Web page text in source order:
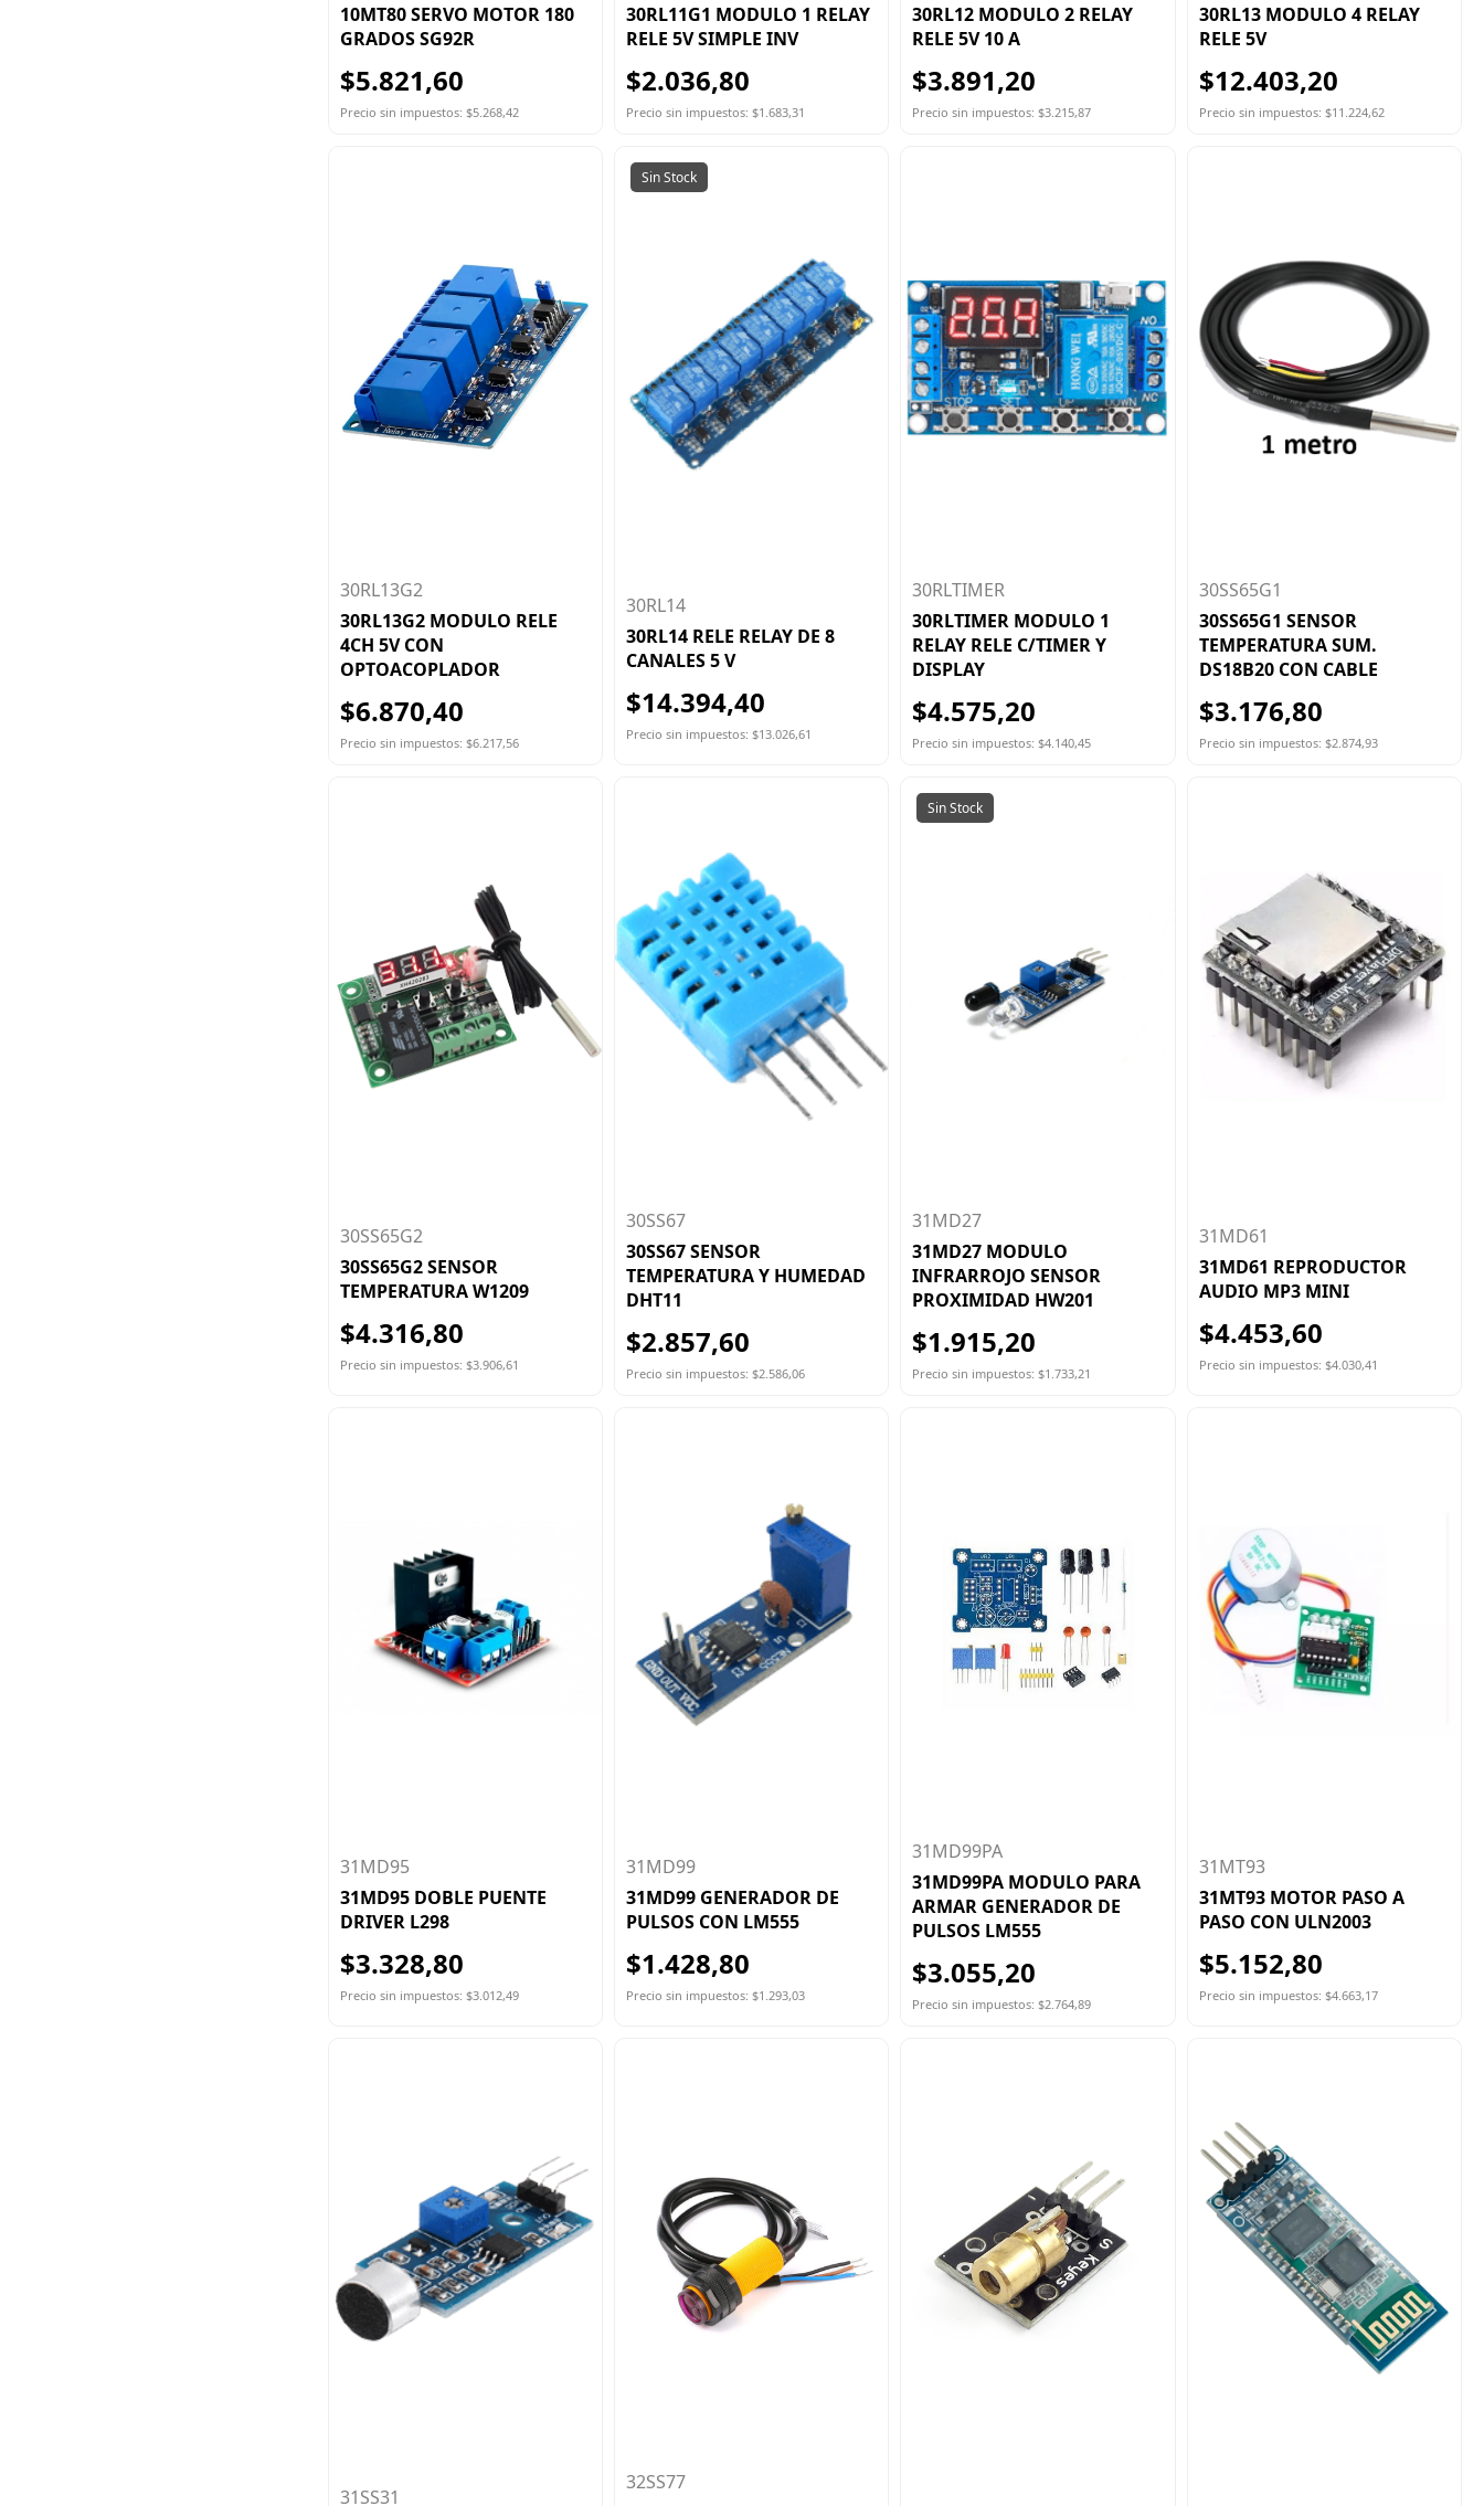
10MT80 SERVO MOTOR 180
GRADOS SG92R
$5.821,60
Precio sin impuestos: $5.268,42
30RL11G1 MODULO 1 RELAY
RELE 5V SIMPLE INV
$2.036,80
Precio sin impuestos: $1.683,31
30RL12 MODULO 2 RELAY
RELE 5V 10 A
$3.891,20
Precio sin impuestos: $3.215,87
30RL13 MODULO 4 RELAY
RELE 5V
$12.403,20
Precio sin impuestos: $11.224,62
30RL13G2
30RL13G2 MODULO RELE
4CH 5V CON
OPTOACOPLADOR
$6.870,40
Precio sin impuestos: $6.217,56
Sin Stock
30RL14
30RL14 RELE RELAY DE 8
CANALES 5 V
$14.394,40
Precio sin impuestos: $13.026,61
30RLTIMER
30RLTIMER MODULO 1
RELAY RELE C/TIMER Y
DISPLAY
$4.575,20
Precio sin impuestos: $4.140,45
30SS65G1
30SS65G1 SENSOR
TEMPERATURA SUM.
DS18B20 CON CABLE
$3.176,80
Precio sin impuestos: $2.874,93
30SS65G2
30SS65G2 SENSOR
TEMPERATURA W1209
$4.316,80
Precio sin impuestos: $3.906,61
30SS67
30SS67 SENSOR
TEMPERATURA Y HUMEDAD
DHT11
$2.857,60
Precio sin impuestos: $2.586,06
Sin Stock
31MD27
31MD27 MODULO
INFRARROJO SENSOR
PROXIMIDAD HW201
$1.915,20
Precio sin impuestos: $1.733,21
31MD61
31MD61 REPRODUCTOR
AUDIO MP3 MINI
$4.453,60
Precio sin impuestos: $4.030,41
31MD95
31MD95 DOBLE PUENTE
DRIVER L298
$3.328,80
Precio sin impuestos: $3.012,49
31MD99
31MD99 GENERADOR DE
PULSOS CON LM555
$1.428,80
Precio sin impuestos: $1.293,03
31MD99PA
31MD99PA MODULO PARA
ARMAR GENERADOR DE
PULSOS LM555
$3.055,20
Precio sin impuestos: $2.764,89
31MT93
31MT93 MOTOR PASO A
PASO CON ULN2003
$5.152,80
Precio sin impuestos: $4.663,17
31SS31
32SS77